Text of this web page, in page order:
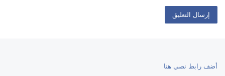
أضف رابط نصي هنا